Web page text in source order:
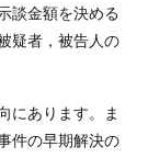
談金額を決める
疑者，被告人の
にあります。ま
件の早期解決の